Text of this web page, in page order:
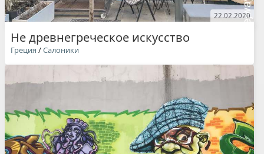
22.02.2020
Не древнегреческое искусство
Греция /Салоники